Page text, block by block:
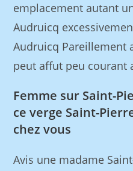
emplacement autant
Audruicq
Audruicq Pareillement
peut affut peu courant
Femme sur Saint-
ce verge Saint-
chez vous
Avis une madame